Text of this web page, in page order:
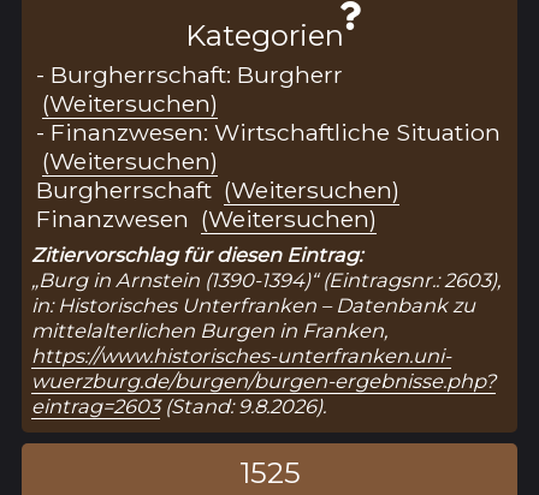
Kategorien
- Burgherrschaft: Burgherr
(Weitersuchen)
- Finanzwesen: Wirtschaftliche Situation
(Weitersuchen)
Burgherrschaft (Weitersuchen)
Finanzwesen (Weitersuchen)
Zitiervorschlag für diesen Eintrag:
„Burg in Arnstein (1390-1394)“ (Eintragsnr.: 2603),
in: Historisches Unterfranken – Datenbank zu
mittelalterlichen Burgen in Franken,
https://www.historisches-unterfranken.uni-
wuerzburg.de/burgen/burgen-ergebnisse.php?
eintrag=2603(Stand: 9.8.2026).
1525